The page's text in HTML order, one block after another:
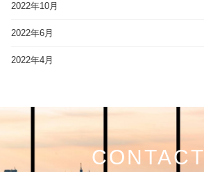
2022年10月
2022年6月
2022年4月
CONTACT